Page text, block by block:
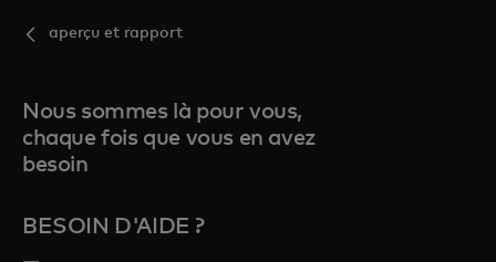
aperçu et rapport
Nous sommes là pour vous,
chaque fois que vous en avez
besoin
BESOIN D'AIDE ?